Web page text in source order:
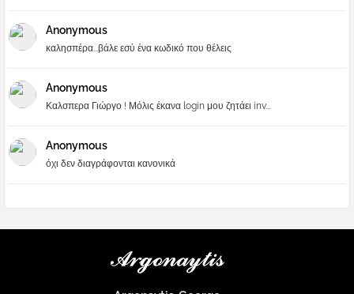
Anonymous
καλησπέρα...βάλε εσύ ένα κωδικό που θέλεις
Anonymous
Καλσπερα Γιώργο ! Μόλις έκανα login μου ζητάει inv...
Anonymous
όχι δεν διαγράφονται κανονικά